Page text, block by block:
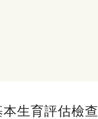
本生育評估檢查